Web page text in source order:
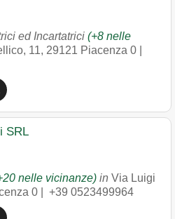
ed Incartatrici (+8 nelle
11, 29121 Piacenza 0 |
SRL
nelle vicinanze) in Via Luigi
0 | +39 0523499964